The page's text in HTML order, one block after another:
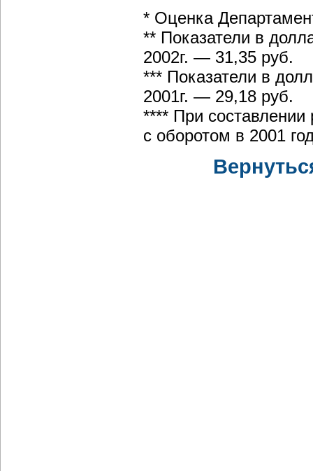
* Оценка
** Показатели в
2002г. — 31,35 руб.
*** Показатели в
2001г. — 29,18 руб.
**** При составлении
с оборотом в 2001